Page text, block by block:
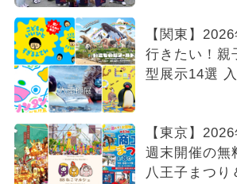
【関東】
行きたい！親
型展示14選
【東京】
週末開催の無
八王子まつり